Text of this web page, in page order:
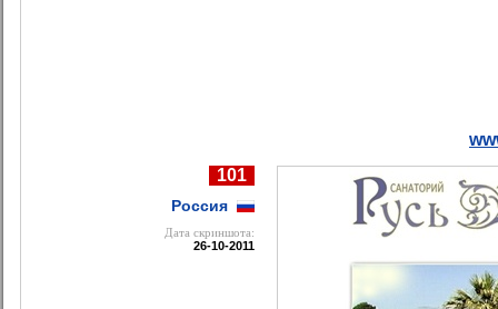
101
Россия
Дата cкриншота:
26-10-2011